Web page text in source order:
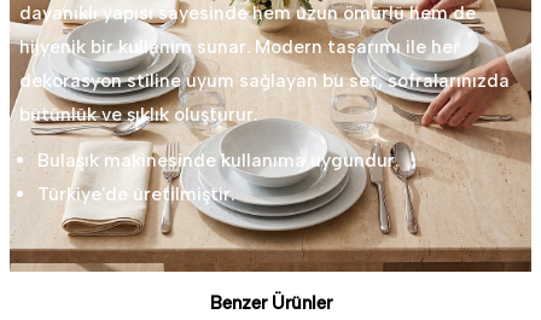
dayanıklı yapısı sayesinde hem uzun ömürlü hem de
hijyenik bir kullanım sunar. Modern tasarımı ile her
dekorasyon stiline uyum sağlayan bu set, sofralarınızda
bütünlük ve şıklık oluşturur.
Bulaşık makinesinde kullanıma uygundur.
Türkiye'de üretilmiştir.
Benzer Ürünler